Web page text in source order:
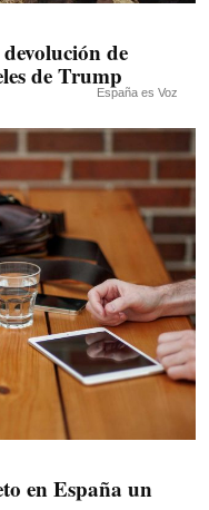
de
de Trump
España es Voz
en España un